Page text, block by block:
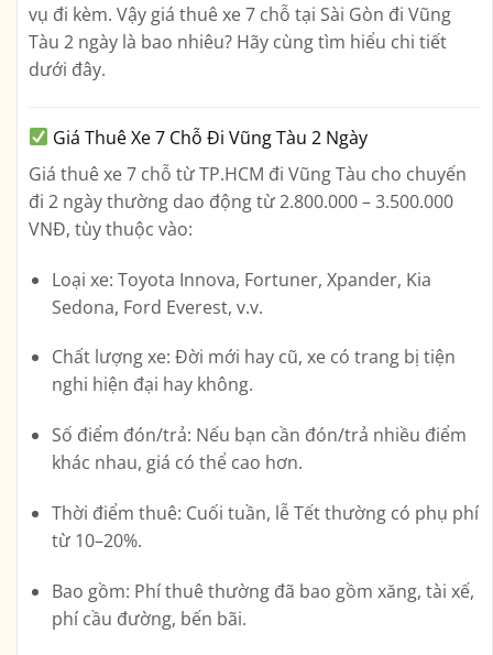
vụ đi kèm. Vậy giá thuê xe 7 chỗ tại Sài Gòn đi Vũng
Tàu 2 ngày là bao nhiêu? Hãy cùng tìm hiểu chi tiết
dưới đây.
Giá Thuê Xe 7 Chỗ Đi Vũng Tàu 2 Ngày
Giá thuê xe 7 chỗ từ TP.HCM đi Vũng Tàu cho chuyến
đi 2 ngày thường dao động từ2.800.000 – 3.500.000
VNĐ, tùy thuộc vào:
Loại xe: Toyota Innova, Fortuner, Xpander, Kia
Sedona, Ford Everest, v.v.
Chất lượng xe: Đời mới hay cũ, xe có trang bị tiện
nghi hiện đại hay không.
Số điểm đón/trả: Nếu bạn cần đón/trả nhiều điểm
khác nhau, giá có thể cao hơn.
Thời điểm thuê: Cuối tuần, lễ Tết thường có phụ phí
từ 10–20%.
Bao gồm: Phí thuê thường đã bao gồm xăng, tài xế,
phí cầu đường, bến bãi.